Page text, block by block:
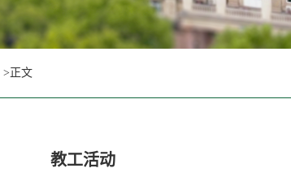
> 正文
教工活动